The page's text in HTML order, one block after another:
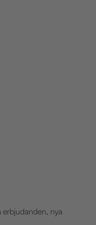
erbjudanden, nya